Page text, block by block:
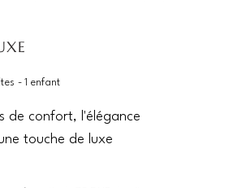
- 1 enfant
de confort, l'élégance
touche de luxe